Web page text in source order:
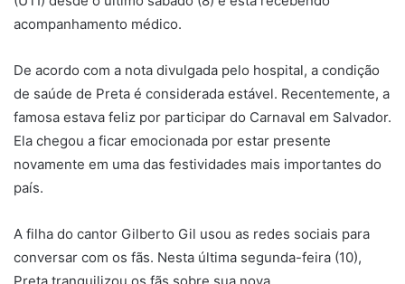
acompanhamento médico.
De acordo com a nota divulgada pelo hospital, a condição
de saúde de Preta é considerada estável. Recentemente, a
famosa estava feliz por participar do Carnaval em Salvador.
Ela chegou a ficar emocionada por estar presente
novamente em uma das festividades mais importantes do
país.
A filha do cantor Gilberto Gil usou as redes sociais para
conversar com os fãs. Nesta última segunda-feira (10),